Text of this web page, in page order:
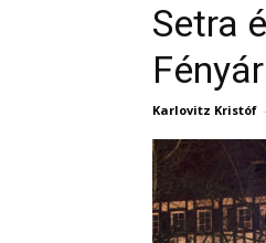
Setra
Karlovitz Kristóf -